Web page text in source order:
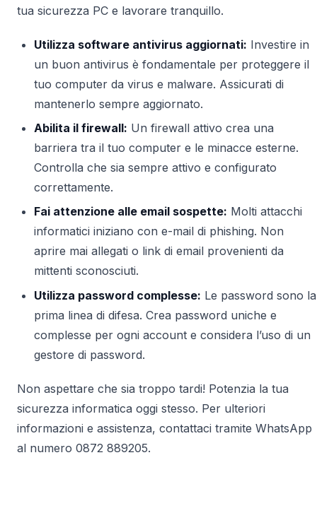
tua sicurezza PC e lavorare tranquillo.
Utilizza software antivirus aggiornati: Investire in
un buon antivirus è fondamentale per proteggere il
tuo computer da virus e malware. Assicurati di
mantenerlo sempre aggiornato.
Abilita il firewall: Un firewall attivo crea una
barriera tra il tuo computer e le minacce esterne.
Controlla che sia sempre attivo e configurato
correttamente.
Fai attenzione alle email sospette: Molti attacchi
informatici iniziano con e-mail di phishing. Non
aprire mai allegati o link di email provenienti da
mittenti sconosciuti.
Utilizza password complesse: Le password sono la
prima linea di difesa. Crea password uniche e
complesse per ogni account e considera l’uso di un
gestore di password.
Non aspettare che sia troppo tardi! Potenzia la tua
sicurezza informatica oggi stesso. Per ulteriori
informazioni e assistenza, contattaci tramite WhatsApp
al numero 0872 889205.